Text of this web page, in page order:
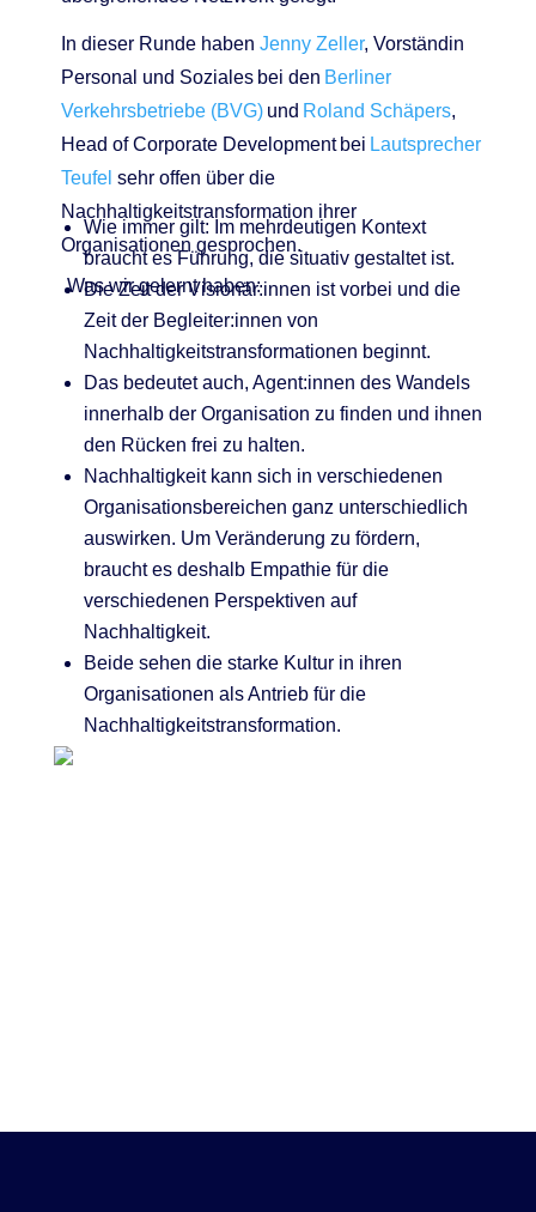
In dieser Runde haben Jenny Zeller, Vorständin
Personal und Soziales bei den Berliner
Verkehrsbetriebe (BVG) und Roland Schäpers,
Head ofCorporate Development bei Lautsprecher
Teufel sehr offen über die
Nachhaltigkeitstransformation ihrer
Organisationen gesprochen.
Was wir gelernt haben:
Wie immer gilt: Im mehrdeutigen Kontext
braucht es Führung, die situativ gestaltet ist.
Die Zeit derVisionär:innen ist vorbei und die
Zeit der Begleiter:innen von
Nachhaltigkeitstransformationen beginnt.
Das bedeutet auch, Agent:innen des Wandels
innerhalb der Organisation zu finden und ihnen
den Rücken frei zu halten.
Nachhaltigkeit kann sich in verschiedenen
Organisationsbereichen ganz unterschiedlich
auswirken. Um Veränderung zu fördern,
braucht es deshalb Empathie für die
verschiedenen Perspektiven auf
Nachhaltigkeit.
Beide sehen die starke Kultur in ihren
Organisationen als Antrieb für die
Nachhaltigkeitstransformation.